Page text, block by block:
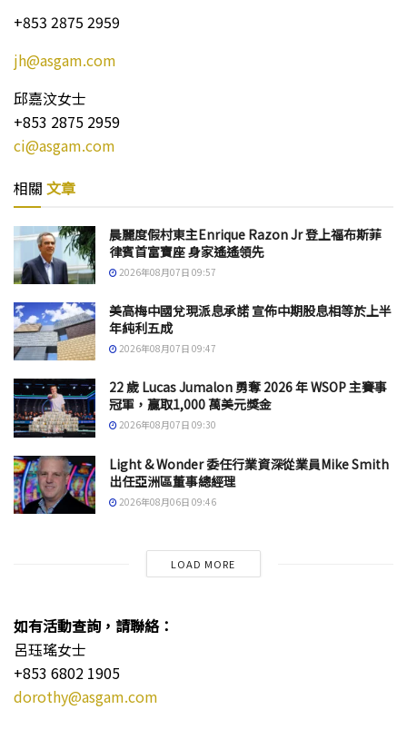
+853 2875 2959
jh@asgam.com
邱嘉汶女士
+853 2875 2959
ci@asgam.com
相關 文章
晨麗度假村東主Enrique Razon Jr 登上福布斯菲
律賓首富寶座 身家遙遙領先
2026年08月07日 09:57
美高梅中國兌現派息承諾 宣佈中期股息相等於上半
年純利五成
2026年08月07日 09:47
22 歲 Lucas Jumalon 勇奪 2026 年 WSOP 主賽事
冠軍，贏取1,000 萬美元獎金
2026年08月07日 09:30
Light & Wonder 委任行業資深從業員Mike Smith
出任亞洲區董事總經理
2026年08月06日 09:46
LOAD MORE
如有活動查詢，請聯絡：
呂珏瑤女士
+853 6802 1905
dorothy@asgam.com